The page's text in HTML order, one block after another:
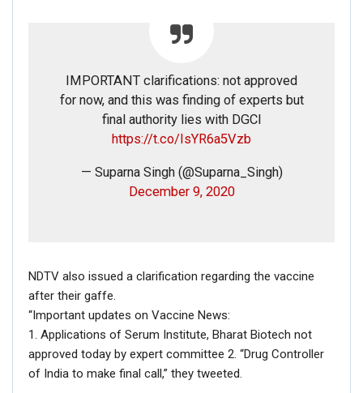
IMPORTANT clarifications: not approved
for now, and this was finding of experts but
final authority lies with DGCI
https://t.co/IsYR6a5Vzb
— Suparna Singh (@Suparna_Singh)
December 9, 2020
NDTV also issued a clarification regarding the vaccine
after their gaffe.
“Important updates on Vaccine News:
1. Applications of Serum Institute, Bharat Biotech not
approved today by expert committee 2. “Drug Controller
of India to make final call,” they tweeted.